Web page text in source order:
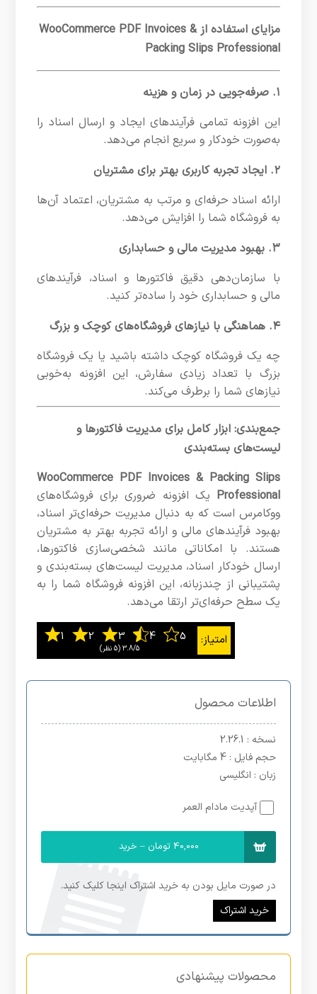
مزایای استفاده از WooCommerce PDF Invoices &
Packing Slips Professional
۱. صرفه‌جویی در زمان و هزینه
این افزونه تمامی فرآیندهای ایجاد و ارسال اسناد را
به‌صورت خودکار و سریع انجام می‌دهد.
۲. ایجاد تجربه کاربری بهتر برای مشتریان
ارائه اسناد حرفه‌ای و مرتب به مشتریان، اعتماد آن‌ها
به فروشگاه شما را افزایش می‌دهد.
۳. بهبود مدیریت مالی و حسابداری
با سازمان‌دهی دقیق فاکتورها و اسناد، فرآیندهای
مالی و حسابداری خود را ساده‌تر کنید.
۴. هماهنگی با نیازهای فروشگاه‌های کوچک و بزرگ
چه یک فروشگاه کوچک داشته باشید یا یک فروشگاه
بزرگ با تعداد زیادی سفارش، این افزونه به‌خوبی
نیازهای شما را برطرف می‌کند.
جمع‌بندی: ابزار کامل برای مدیریت فاکتورها و
لیست‌های بسته‌بندی
WooCommerce PDF Invoices & Packing Slips
Professional یک افزونه ضروری برای فروشگاه‌های
ووکامرس است که به دنبال مدیریت حرفه‌ای‌تر اسناد،
بهبود فرآیندهای مالی و ارائه تجربه بهتر به مشتریان
هستند. با امکاناتی مانند شخصی‌سازی فاکتورها،
ارسال خودکار اسناد، مدیریت لیست‌های بسته‌بندی و
پشتیبانی از چندزبانه، این افزونه فروشگاه شما را به
یک سطح حرفه‌ای‌تر ارتقا می‌دهد.
3.8/5 ‏‫(5 نظر)‬
اطلاعات محصول
نسخه : 2.26.1
حجم فایل : 4 مگابایت
زبان : انگلیسی
آپدیت مادام العمر
40,000 تومان – خرید
در صورت مایل بودن به خرید اشتراک اینجا کلیک کنید.
خرید اشتراک
محصولات پیشنهادی